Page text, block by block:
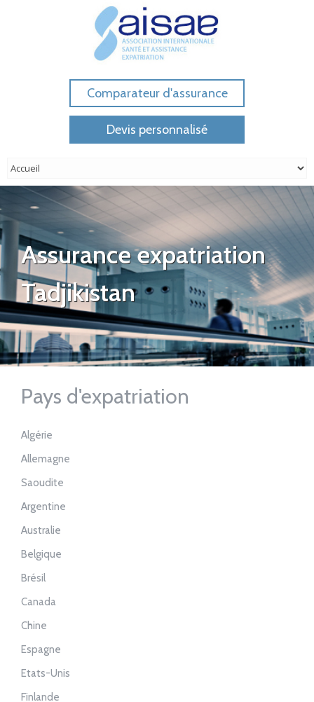
Comparateur d'assurance
Devis personnalisé
Assurance expatriation
Tadjikistan
Pays d'expatriation
Algérie
Allemagne
Saoudite
Argentine
Australie
Belgique
Brésil
Canada
Chine
Espagne
Etats-Unis
Finlande